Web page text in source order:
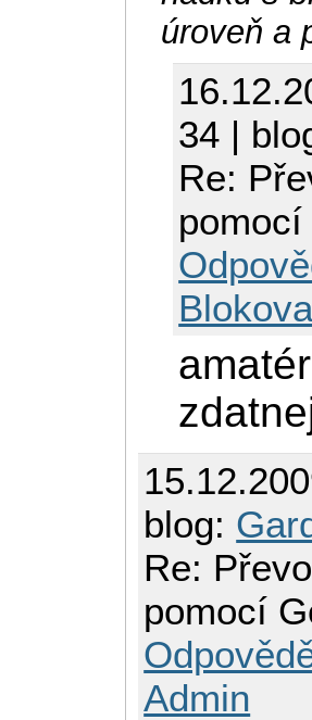
úroveň a
34 |
Re:
blog:
Re:
pomocí
Admin